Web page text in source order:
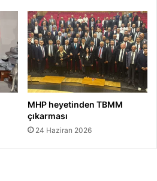
MHP heyetinden TBMM
çıkarması
24 Haziran 2026